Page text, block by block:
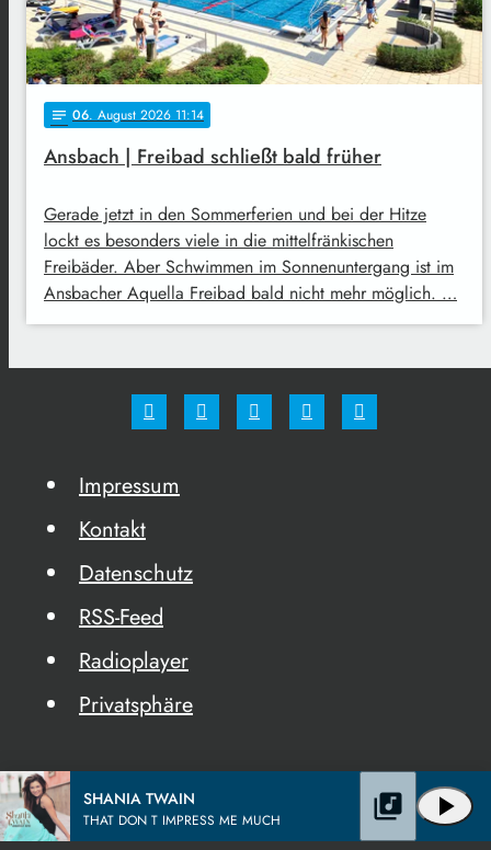
notes 06. August 2026 11:14
Ansbach | Freibad schließt bald früher
Gerade jetzt in den Sommerferien und bei der Hitze
lockt es besonders viele in die mittelfränkischen
Freibäder. Aber Schwimmen im Sonnenuntergang ist im
Ansbacher Aquella Freibad bald nicht mehr möglich. …
Impressum
Kontakt
Datenschutz
RSS-Feed
Radioplayer
Privatsphäre
SHANIA TWAIN
THAT DON T IMPRESS ME MUCH play_arrow
library_music